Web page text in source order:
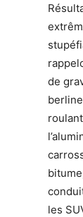
de
les